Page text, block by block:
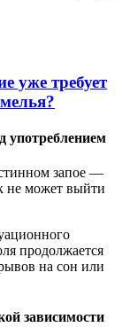
уже требует
употреблением
запое —
не может выйти
продолжается
на сон или
зависимости